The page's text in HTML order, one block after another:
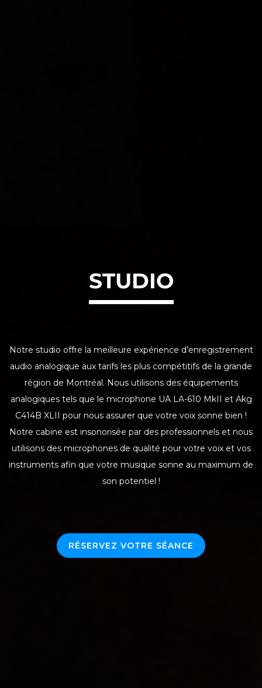
STUDIO
Notre studio offre la meilleure expérience d’enregistrement
audio analogique aux tarifs les plus compétitifs de la grande
région de Montréal. Nous utilisons des équipements
analogiques tels que le microphone UA LA-610 MkII et Akg
C414B XLII pour nous assurer que votre voix sonne bien !
Notre cabine est insonorisée par des professionnels et nous
utilisons des microphones de qualité pour votre voix et vos
instruments afin que votre musique sonne au maximum de
son potentiel !
RÉSERVEZ VOTRE SÉANCE